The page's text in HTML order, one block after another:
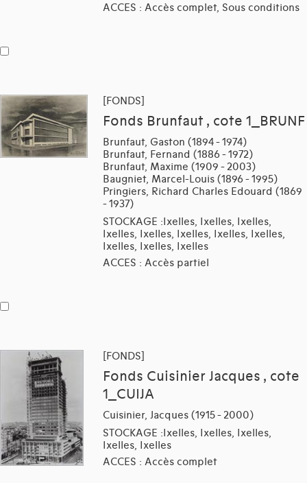
ACCES : Accès complet, Sous conditions
[FONDS]
Fonds Brunfaut , cote 1_BRUNF
Brunfaut, Gaston (1894 - 1974)
Brunfaut, Fernand (1886 - 1972)
Brunfaut, Maxime (1909 - 2003)
Baugniet, Marcel-Louis (1896 - 1995)
Pringiers, Richard Charles Edouard (1869
- 1937)
STOCKAGE :Ixelles, Ixelles, Ixelles,
Ixelles, Ixelles, Ixelles, Ixelles, Ixelles,
Ixelles, Ixelles, Ixelles
ACCES : Accès partiel
[FONDS]
Fonds Cuisinier Jacques , cote
1_CUIJA
Cuisinier, Jacques (1915 - 2000)
STOCKAGE :Ixelles, Ixelles, Ixelles,
Ixelles, Ixelles
ACCES : Accès complet